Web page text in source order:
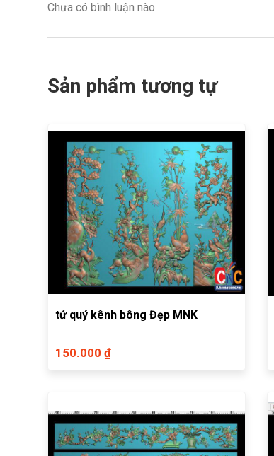
Chưa có bình luận nào
Sản phẩm tương tự
tứ quý kênh bông Đẹp MNK
150.000 ₫